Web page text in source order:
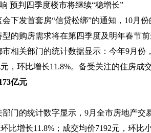
预判四季度楼市将继续“稳增长”
下发首套房“信贷松绑”的通知， 10月
的购房需求将在第四季度及明年春节
市相关部门的统计数据显示：今年9月份
，环比增长11.8%。备受关注的住房成
亿元
门的统计数字显示， 9月全市房地产交
比增长11.8% ；成交均价7192元，环比